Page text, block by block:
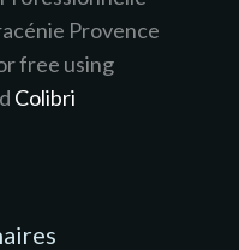
Provence
free using
Colibri